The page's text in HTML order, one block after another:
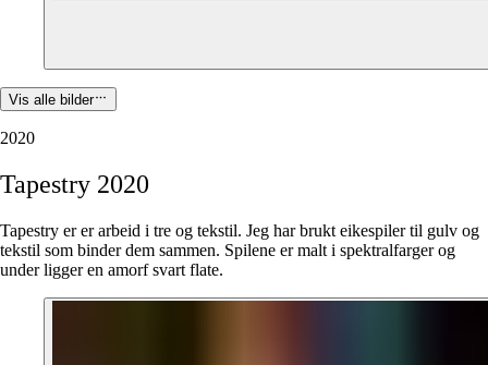
Vis alle bilder
2020
Tapestry 2020
Tapestry er er arbeid i tre og tekstil. Jeg har brukt eikespiler til gulv og
tekstil som binder dem sammen. Spilene er malt i spektralfarger og
under ligger en amorf svart flate.